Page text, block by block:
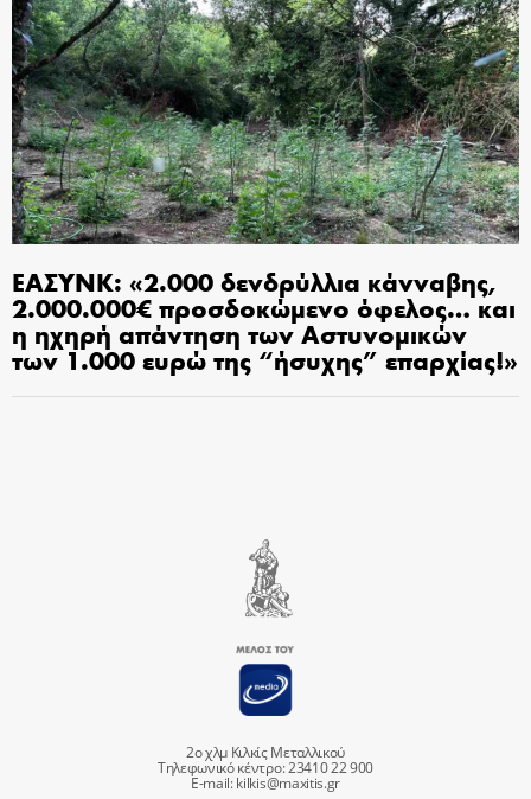
ΕΑΣΥΝΚ: «2.000 δενδρύλλια κάνναβης,
2.000.000€ προσδοκώμενο όφελος… και
η ηχηρή απάντηση των Αστυνομικών
των 1.000 ευρώ της “ήσυχης” επαρχίας!»
2ο χλμ Κιλκίς Μεταλλικού
Τηλεφωνικό κέντρο: 23410 22 900
E-mail:kilkis@maxitis.gr